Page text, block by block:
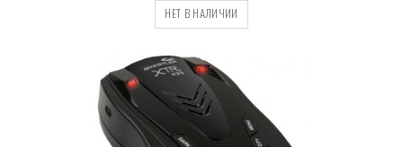
НЕТ В НАЛИЧИИ